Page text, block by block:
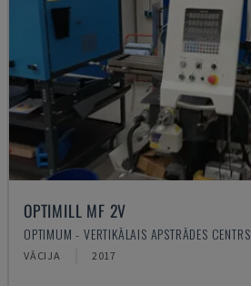
OPTIMILL MF 2V
OPTIMUM - VERTIKĀLAIS APSTRĀDES CENTRS
VĀCIJA 2017